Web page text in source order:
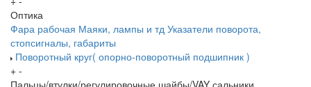
Оптика
Фара рабочая Маяки, лампы и тд Указатели поворота,
стопсигналы, габариты
Поворотный круг( опорно-поворотный подшипник )
+ -